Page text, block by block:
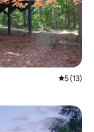
從 13 則
5 (13)